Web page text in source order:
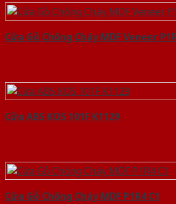
Cửa Gỗ Chống Cháy MDF Veneer
Cửa ABS KOS 101F K1129
Cửa Gỗ Chống Cháy MDF P1R4 C1